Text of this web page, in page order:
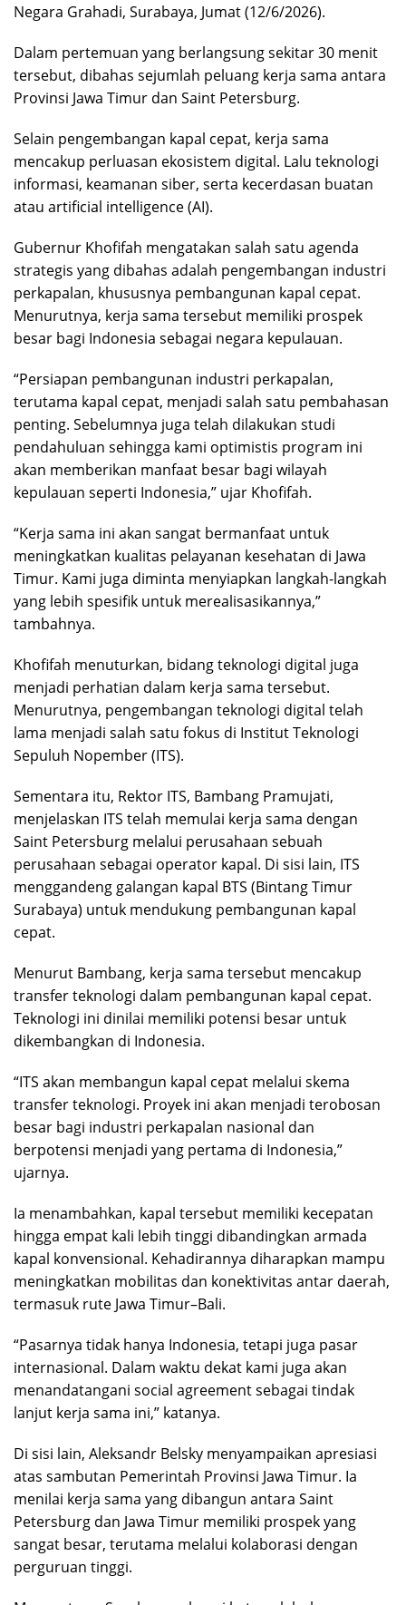
Negara Grahadi, Surabaya, Jumat (12/6/2026).
Dalam pertemuan yang berlangsung sekitar 30 menit
tersebut, dibahas sejumlah peluang kerja sama antara
Provinsi Jawa Timur dan Saint Petersburg.
Selain pengembangan kapal cepat, kerja sama
mencakup perluasan ekosistem digital. Lalu teknologi
informasi, keamanan siber, serta kecerdasan buatan
atau artificial intelligence (AI).
Gubernur Khofifah mengatakan salah satu agenda
strategis yang dibahas adalah pengembangan industri
perkapalan, khususnya pembangunan kapal cepat.
Menurutnya, kerja sama tersebut memiliki prospek
besar bagi Indonesia sebagai negara kepulauan.
“Persiapan pembangunan industri perkapalan,
terutama kapal cepat, menjadi salah satu pembahasan
penting. Sebelumnya juga telah dilakukan studi
pendahuluan sehingga kami optimistis program ini
akan memberikan manfaat besar bagi wilayah
kepulauan seperti Indonesia,” ujar Khofifah.
“Kerja sama ini akan sangat bermanfaat untuk
meningkatkan kualitas pelayanan kesehatan di Jawa
Timur. Kami juga diminta menyiapkan langkah-langkah
yang lebih spesifik untuk merealisasikannya,”
tambahnya.
Khofifah menuturkan, bidang teknologi digital juga
menjadi perhatian dalam kerja sama tersebut.
Menurutnya, pengembangan teknologi digital telah
lama menjadi salah satu fokus di Institut Teknologi
Sepuluh Nopember (ITS).
Sementara itu, Rektor ITS, Bambang Pramujati,
menjelaskan ITS telah memulai kerja sama dengan
Saint Petersburg melalui perusahaan sebuah
perusahaan sebagai operator kapal. Di sisi lain, ITS
menggandeng galangan kapal BTS (Bintang Timur
Surabaya) untuk mendukung pembangunan kapal
cepat.
Menurut Bambang, kerja sama tersebut mencakup
transfer teknologi dalam pembangunan kapal cepat.
Teknologi ini dinilai memiliki potensi besar untuk
dikembangkan di Indonesia.
“ITS akan membangun kapal cepat melalui skema
transfer teknologi. Proyek ini akan menjadi terobosan
besar bagi industri perkapalan nasional dan
berpotensi menjadi yang pertama di Indonesia,”
ujarnya.
Ia menambahkan, kapal tersebut memiliki kecepatan
hingga empat kali lebih tinggi dibandingkan armada
kapal konvensional. Kehadirannya diharapkan mampu
meningkatkan mobilitas dan konektivitas antar daerah,
termasuk rute Jawa Timur–Bali.
“Pasarnya tidak hanya Indonesia, tetapi juga pasar
internasional. Dalam waktu dekat kami juga akan
menandatangani social agreement sebagai tindak
lanjut kerja sama ini,” katanya.
Di sisi lain, Aleksandr Belsky menyampaikan apresiasi
atas sambutan Pemerintah Provinsi Jawa Timur. Ia
menilai kerja sama yang dibangun antara Saint
Petersburg dan Jawa Timur memiliki prospek yang
sangat besar, terutama melalui kolaborasi dengan
perguruan tinggi.